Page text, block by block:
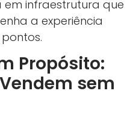
em infraestrutura que
a experiência
Propósito:
sem